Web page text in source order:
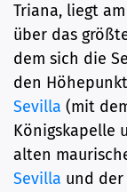
Triana, liegt
über das
dem sich die
den
Sevilla (mit
Königskapelle
alten
Sevilla und der